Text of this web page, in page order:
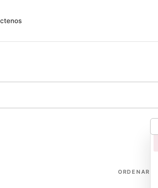
ORDENAR